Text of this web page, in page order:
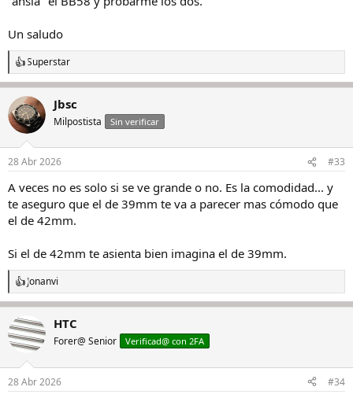
Un saludo
R
e
a
c
c
i
e
:
Superstar
Jbsc
Milpostista Sin verificar
28 Abr 2026 #33
A veces no es solo si se ve grande o no. Es la comodidad... y
te aseguro que el de 39mm te va a parecer mas cómodo que
el de 42mm.
Si el de 42mm te asienta bien imagina el de 39mm.
R
e
c
c
i
e
Jonanvi
HTC
Forer@ Senior Verificad@ con 2FA
28 Abr 2026 #34